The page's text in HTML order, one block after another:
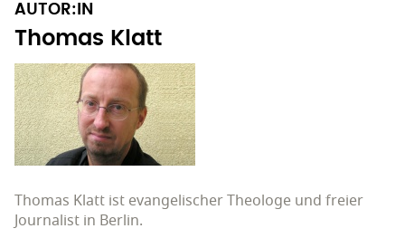
AUTOR:IN
Thomas Klatt
Thomas Klatt ist evangelischer Theologe und freier
Journalist in Berlin.